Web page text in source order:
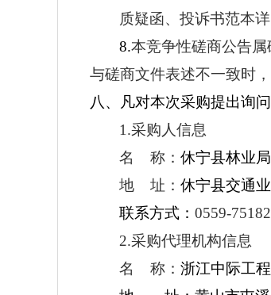
质疑函、投诉书范本
8.本竞争性磋商公告
与磋商文件表述不一致时
八、凡对本次采购提出询
1.采购人信息
名 称：休宁县林业局
地 址：休宁县交通
联系方式：0559-
2.采购代理机构信息
名 称：浙江中际工